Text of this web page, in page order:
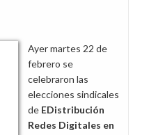
Ayer martes 22 de
febrero se
celebraron las
elecciones sindicales
de EDistribución
Redes Digitales en